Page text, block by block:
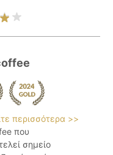
περισσότερα >>
που
σημείο